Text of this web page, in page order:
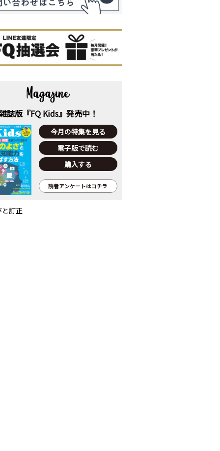
誌版『FQ Kids』発売中！
今月の特集を見る
電子版で読む
購入する
読者アンケートはコチラ
と訂正